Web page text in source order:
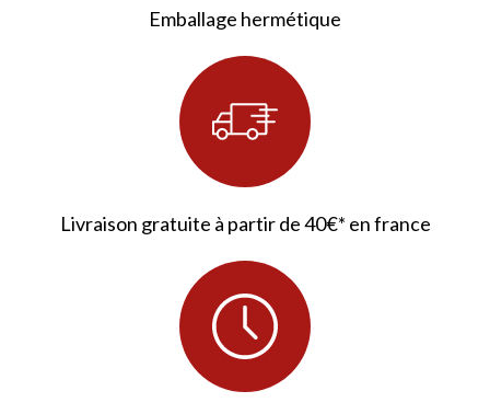
38 avis
Emballage hermétique
Livraison gratuite à partir de 40€* en france